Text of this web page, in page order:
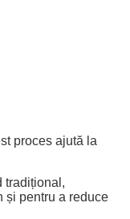
proces ajută la
tradițional,
și pentru a reduce